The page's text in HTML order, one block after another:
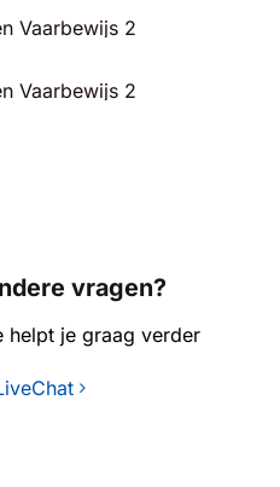
vragen?
helpt je graag verder